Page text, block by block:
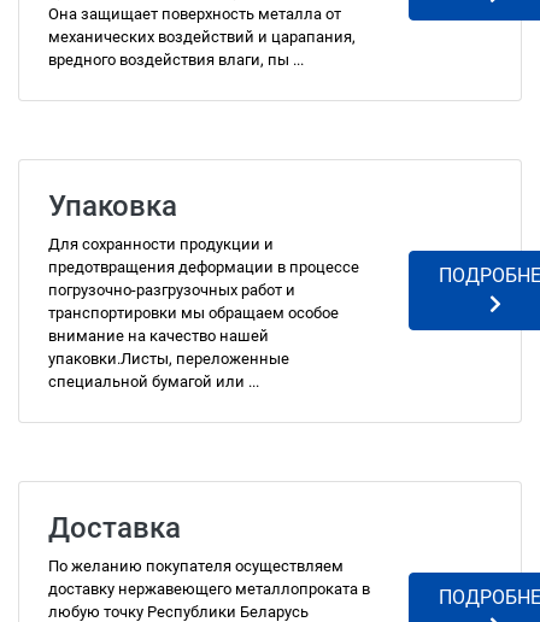
Она защищает поверхность металла от
механических воздействий и царапания,
вредного воздействия влаги, пы ...
Упаковка
Для сохранности продукции и
предотвращения деформации в процессе
погрузочно-разгрузочных работ и
транспортировки мы обращаем особое
внимание на качество нашей
упаковки.Листы, переложенные
специальной бумагой или ...
Доставка
По желанию покупателя осуществляем
доставку нержавеющего металлопроката в
любую точку Республики Беларусь